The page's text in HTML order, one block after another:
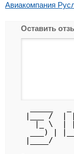
Авиакомпания
Оставить
|___ /  |
|_ \  |
___) |
|____/